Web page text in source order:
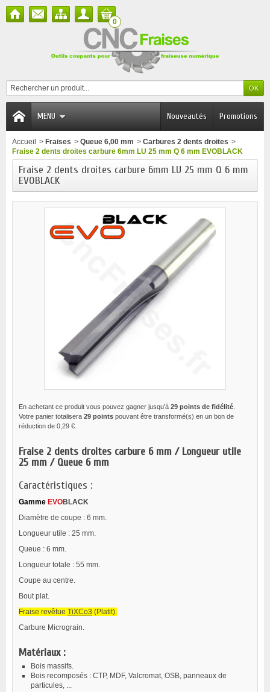
0
MENU Promotions
Nouveautés
Accueil > Fraises > Queue 6,00 mm > Carbures 2 dents droites >
Fraise 2 dents droites carbure 6mm LU 25 mm Q 6 mm EVOBLACK
Fraise 2 dents droites carbure 6mm LU 25 mm Q 6 mm
EVOBLACK
En achetant ce produit vous pouvez gagner jusqu'à 29 points de fidélité
Votre panier totalisera 29 points pouvant être transformé(s) en un bon de
réduction de 0,29 €
Fraise 2 dents droites carbure 6 mm / Longueur utile
25 mm / Queue 6 mm
Caractéristiques :
Gamme EVOBLACK
Diamètre de coupe : 6 mm.
Longueur utile : 25 mm.
Queue : 6 mm.
Longueur totale : 55 mm.
Coupe au centre.
Bout plat.
Fraise revêtue TiXCo3 (Platit).
Carbure Micrograin.
Matériaux :
Bois massifs.
Bois recomposés : CTP, MDF, Valcromat, OSB, panneaux de
particules, ...